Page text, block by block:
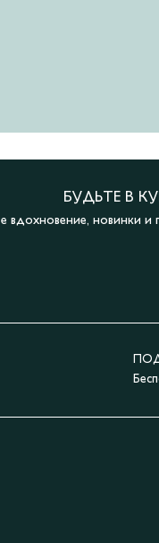
БУДЬТЕ В
вдохновение, новинки